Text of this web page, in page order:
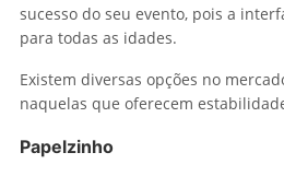
sucesso do seu evento, pois a
para todas as idades.
Existem diversas opções no
naquelas que oferecem
Papelzinho